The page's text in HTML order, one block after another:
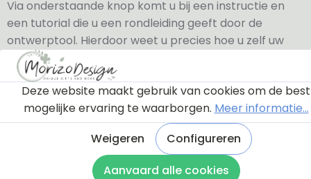
Via onderstaande knop komt u bij een instructie en
een tutorial die u een rondleiding geeft door de
ontwerptool. Hierdoor weet u precies hoe u zelf uw
naambordje helemaal kunt aanpassen en naar uw
eigen smaak kunt ontwerpen.
Bekijk de instructie
Deze website maakt gebruik van cookies om de best
mogelijke ervaring te waarborgen. Meer informatie...
Weigeren
Configureren
Aanvaard alle cookies